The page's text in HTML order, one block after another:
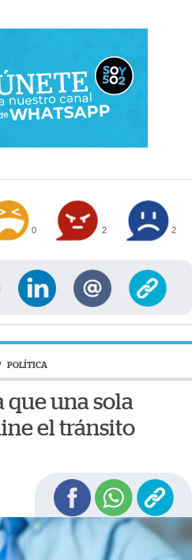
0 2 2
POLÍTICA
que una sola
el tránsito